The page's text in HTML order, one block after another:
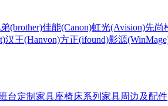
(brother)佳能(Canon)虹光(Avision)先尚
汉王(Hanvon)方正(ifound)影源
台定制家具座椅床系列 家具周边及配件